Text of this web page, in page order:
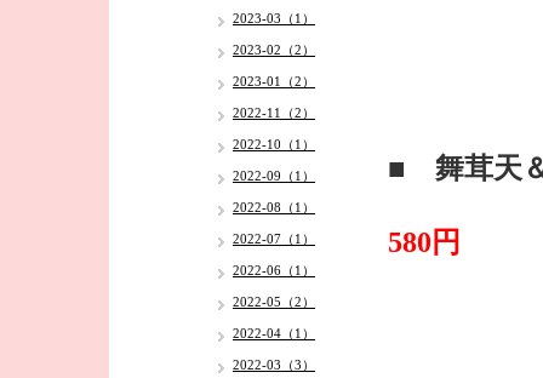
■ 舞茸天
580円
2023-03（1）
2023-02（2）
2023-01（2）
2022-11（2）
2022-10（1）
2022-09（1）
2022-08（1）
2022-07（1）
2022-06（1）
2022-05（2）
2022-04（1）
2022-03（3）